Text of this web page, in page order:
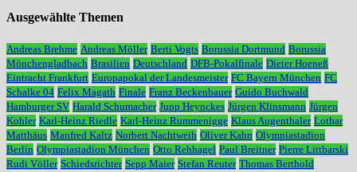
Ausgewählte Themen
Andreas Brehme Andreas Möller Berti Vogts Borussia Dortmund Borussia
Mönchengladbach Brasilien Deutschland DFB-Pokalfinale Dieter Hoeneß
Eintracht Frankfurt Europapokal der Landesmeister FC Bayern München FC
Schalke 04 Felix Magath Finale Franz Beckenbauer Guido Buchwald
Hamburger SV Harald Schumacher Jupp Heynckes Jürgen Klinsmann Jürgen
Kohler Karl-Heinz Riedle Karl-Heinz Rummenigge Klaus Augenthaler Lothar
Matthäus Manfred Kaltz Norbert Nachtweih Oliver Kahn Olympiastadion
Berlin Olympiastadion München Otto Rehhagel Paul Breitner Pierre Littbarski
Rudi Völler Schiedsrichter Sepp Maier Stefan Reuter Thomas Berthold